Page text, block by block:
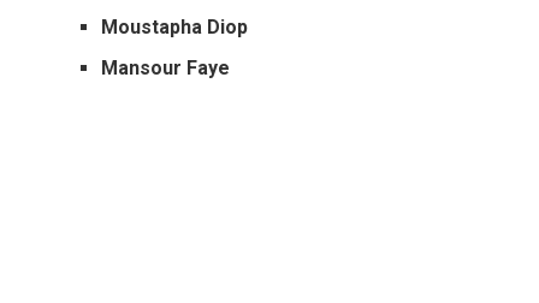
Moustapha Diop
Mansour Faye